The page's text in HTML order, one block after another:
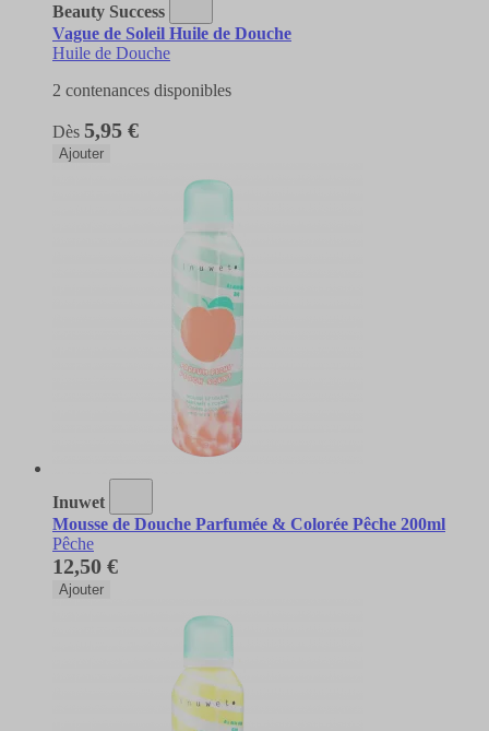
Beauty Success
Vague de Soleil Huile de Douche
Huile de Douche
2 contenances disponibles
Dès 5,95 €
Ajouter
Inuwet
Mousse de Douche Parfumée & Colorée Pêche 200ml
Pêche
12,50 €
Ajouter